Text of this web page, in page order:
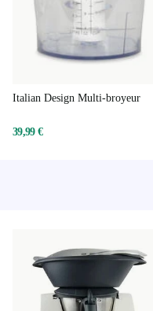
Italian Design Multi-broyeur
39,99 €
Les produits
catégories ne